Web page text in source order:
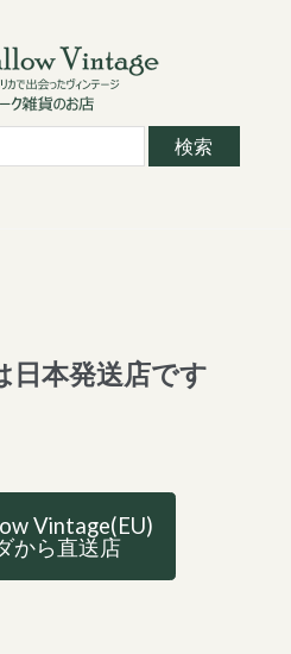
日本発送店です
Vintage(EU)
から直送店